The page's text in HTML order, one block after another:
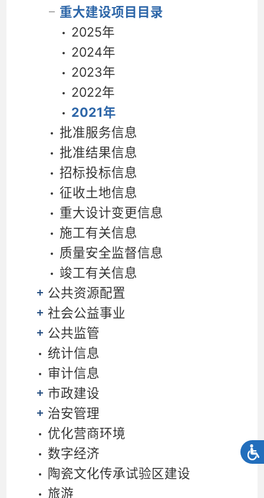
重大建设项目目录
2025年
2024年
2023年
2022年
2021年
批准服务信息
批准结果信息
招标投标信息
征收土地信息
重大设计变更信息
施工有关信息
质量安全监督信息
竣工有关信息
公共资源配置
社会公益事业
公共监管
统计信息
审计信息
市政建设
治安管理
优化营商环境
数字经济
陶瓷文化传承试验区建设
旅游